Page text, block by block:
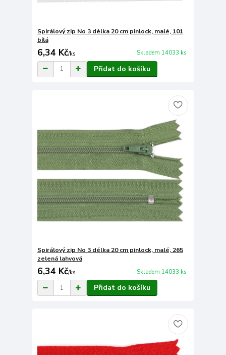
Spirálový zip No 3 délka 20 cm pinlock, malé, 101
bílá
6,34 Kč/ks Skladem 14033 ks
Přidat do košíku
Spirálový zip No 3 délka 20 cm pinlock, malé, 265
zelená lahvová
6,34 Kč/ks Skladem 14033 ks
Přidat do košíku